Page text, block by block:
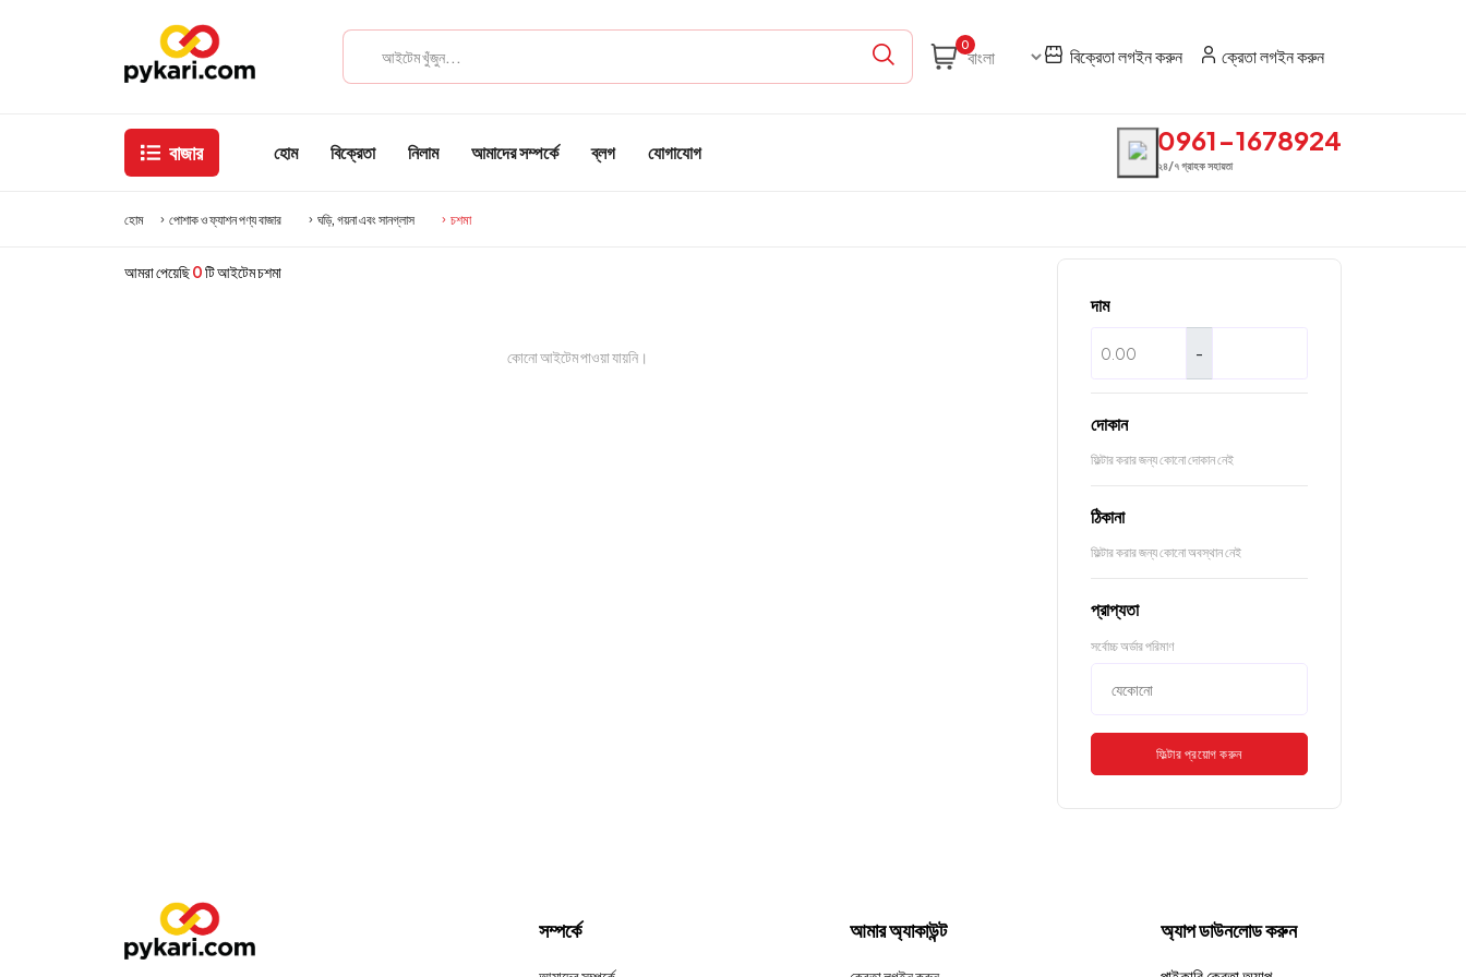
0
বিক্রেতা লগইন করুন ক্রেতা লগইন করুন
বাজার হোম বিক্রেতা নিলাম আমাদের সম্পর্কে ব্লগ যোগাযোগ 0961-1678924
২৪/৭ গ্রাহক সহায়তা
হোম পোশাক ও ফ্যাশন পণ্য বাজার ঘড়ি, গয়না এবং সানগ্লাস চশমা
আমরা পেয়েছি0টি আইটেম চশমা
কোনো আইটেম পাওয়া যায়নি।
দাম
-
দোকান
ফিল্টার করার জন্য কোনো দোকান নেই
ঠিকানা
ফিল্টার করার জন্য কোনো অবস্থান নেই
প্রাপ্যতা
সর্বোচ্চ অর্ডার পরিমাণ
ফিল্টার প্রয়োগ করুন
সম্পর্কে আমার অ্যাকাউন্ট অ্যাপ ডাউনলোড করুন